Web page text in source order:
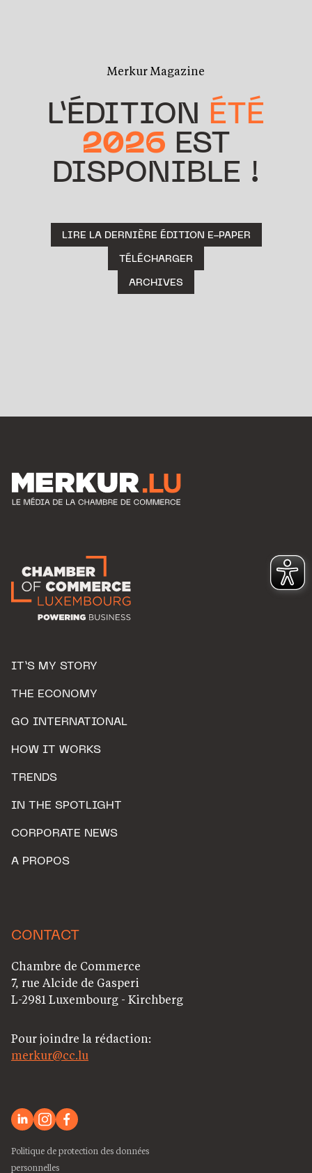
Merkur Magazine
L’ÉDITION ÉTÉ
2026 EST
DISPONIBLE !
LIRE LA DERNIÈRE ÉDITION E-PAPER
TÉLÉCHARGER
ARCHIVES
IT’S MY STORY
THE ECONOMY
GO INTERNATIONAL
HOW IT WORKS
TRENDS
IN THE SPOTLIGHT
CORPORATE NEWS
A PROPOS
CONTACT
Chambre de Commerce
7, rue Alcide de Gasperi
L-2981 Luxembourg - Kirchberg
Pour joindre la rédaction:
merkur@cc.lu
Politique de protection des données
personnelles